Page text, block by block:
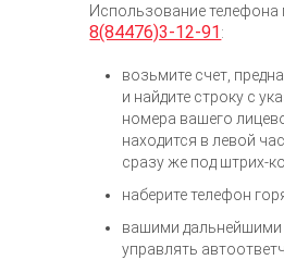
Использование телефона
8(84476)3-12-91 :
возьмите счет,
и найдите строку с
номера вашего
находится в левой
сразу же под штрих-
наберите телефон
вашими дальнейшими
управлять